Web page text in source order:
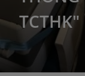
TCTHK"